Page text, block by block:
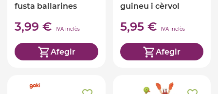
fusta ballarines
3,99 € IVA inclòs
Afegir
guineu i cèrvol
5,95 € IVA inclòs
Afegir